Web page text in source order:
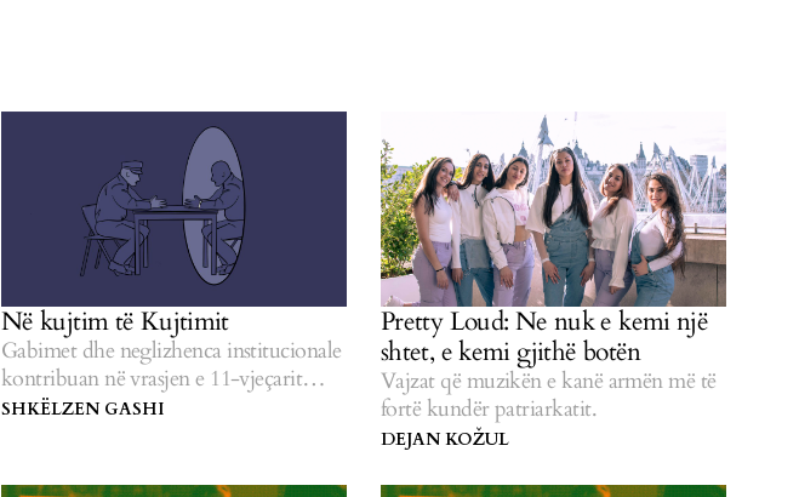
Në kujtim të Kujtimit
Gabimet dhe neglizhenca institucionale
kontribuan në vrasjen e 11-vjeçarit
Kujtim Veseli.
SHKËLZEN GASHI
Pretty Loud: Ne nuk e kemi një
shtet, e kemi gjithë botën
Vajzat që muzikën e kanë armën më të
fortë kundër patriarkatit.
DEJAN KOŽUL